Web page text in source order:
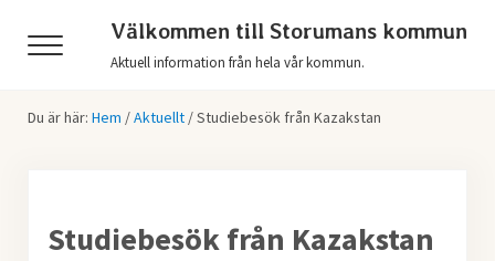
Menu
Välkommen till Storumans kommun
Aktuell information från hela vår kommun.
Du är här: Hem /Aktuellt /Studiebesök från Kazakstan
Studiebesök från Kazakstan